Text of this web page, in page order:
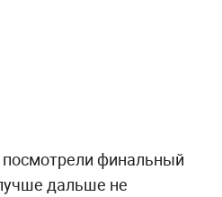
финальный
дальше не